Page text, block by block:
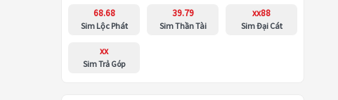
68.68
Sim Lộc Phát
39.79
Sim Thần Tài
xx88
Sim Đại Cát
xx
Sim Trả Góp